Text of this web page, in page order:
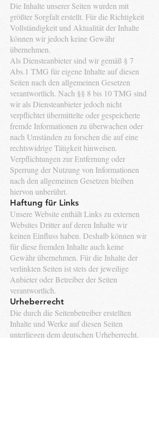
Die Inhalte unserer Seiten wurden mit
größter Sorgfalt erstellt. Für die Richtigkeit
Vollständigkeit und Aktualität der Inhalte
können wir jedoch keine Gewähr
übernehmen.
Als Diensteanbieter sind wir gemäß § 7
Abs.1 TMG für eigene Inhalte auf diesen
Seiten nach den allgemeinen Gesetzen
verantwortlich. Nach §§ 8 bis 10 TMG sind
wir als Diensteanbieter jedoch nicht
verpflichtet übermittelte oder gespeicherte
fremde Informationen zu überwachen oder
nach Umständen zu forschen die auf eine
rechtswidrige Tätigkeit hinweisen.
Verpflichtungen zur Entfernung oder
Sperrung der Nutzung von Informationen
nach den allgemeinen Gesetzen bleiben
hiervon unberührt.
Haftung für Links
Unsere Website enthält Links zu externen
Websites Dritter auf deren Inhalte wir
keinen Einfluss haben. Deshalb können wir
für diese fremden Inhalte auch keine
Gewähr übernehmen. Für die Inhalte der
verlinkten Seiten ist stets der jeweilige
Anbieter oder Betreiber der Seiten
verantwortlich.
Urheberrecht
Die durch die Seitenbetreiber erstellten
Inhalte und Werke auf diesen Seiten
unterliegen dem deutschen Urheberrecht.